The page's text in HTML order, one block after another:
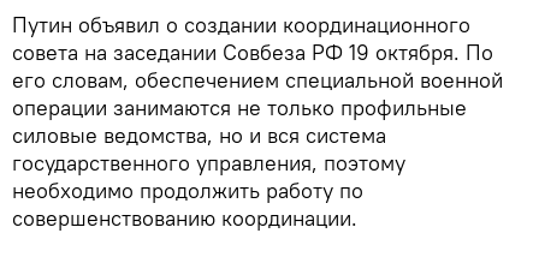
Путин объявил о создании координационного
совета на заседании Совбеза РФ 19 октября. По
его словам, обеспечением специальной военной
операции занимаются не только профильные
силовые ведомства, но и вся система
государственного управления, поэтому
необходимо продолжить работу по
совершенствованию координации.